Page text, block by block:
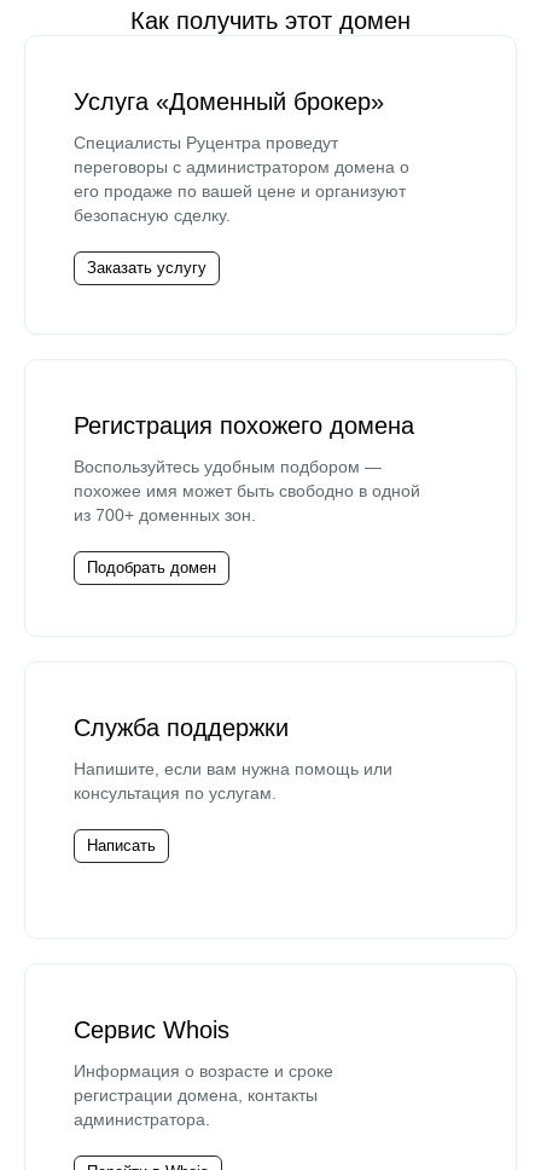
Как получить этот домен
Услуга «Доменный брокер»
Специалисты Руцентра проведут
переговоры с администратором домена о
его продаже по вашей цене и организуют
безопасную сделку.
Заказать услугу
Регистрация похожего домена
Воспользуйтесь удобным подбором —
похожее имя может быть свободно в одной
из 700+ доменных зон.
Подобрать домен
Служба поддержки
Напишите, если вам нужна помощь или
консультация по услугам.
Написать
Сервис Whois
Информация о возрасте и сроке
регистрации домена, контакты
администратора.